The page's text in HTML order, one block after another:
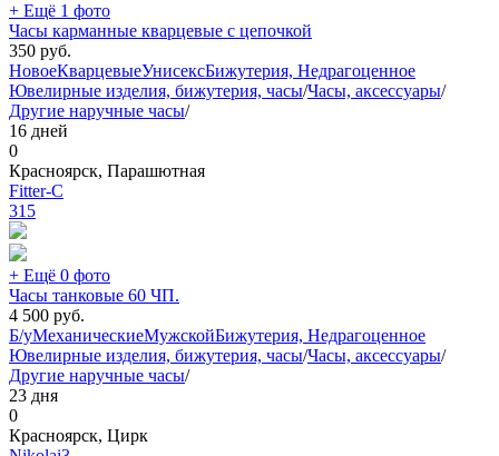
+ Ещё 1 фото
Часы карманные кварцевые с цепочкой
350 руб.
НовоеКварцевыеУнисексБижутерия, Недрагоценное
Ювелирные изделия, бижутерия, часы/Часы, аксессуары/
Другие наручные часы/
16 дней
0
Красноярск, Парашютная
Fitter-C
315
+ Ещё 0 фото
Часы танковые 60 ЧП.
4 500 руб.
Б/уМеханическиеМужскойБижутерия, Недрагоценное
Ювелирные изделия, бижутерия, часы/Часы, аксессуары/
Другие наручные часы/
23 дня
0
Красноярск, Цирк